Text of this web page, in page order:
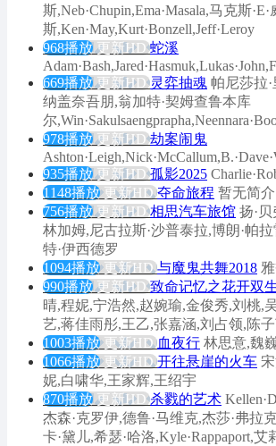
斯,Neb·Chupin,Ema·Masala,马克斯
斯,Ken·May,Kurt·Bonzell,Jeff·Leroy
968播放 更新HD 蛇溪
669播放 更新HD 灵弈抽魂 帕尼莎拉
纳盖奈吾朋,翁加特·契姆查鲁本库
尔
978播放 更新HD 劫案闹鬼
935播放 更新HD 孤影2025
1148播放 更新HD 夺命旅程 暂无简介
756播放 更新HD 相思汽车旅馆 扬·
林加姆,尼古拉斯·沙普泰拉,博朗·帕拉
特·伊西德罗
1094播放 更新HD 与魔鬼共舞2018
990播放 更新HD 致命记忆之花开双
晴,程妮,宁浩然,赵婉瑜,金俊秀,刘桃,
艺,蒋佳雨彤,王乙,张嘉涵,刘占领,陈
1003播放 更新HD 血夜行 林思意,魏巍
1066播放 更新HD 开往悬崖的火车
妮,白啸华,王家辉,王绍宇
870播放 更新HD 杀戮的艺术
杰森·克罗伊,德鲁·马维克,杰莎·弗拉
卡·黛儿,希瑟·哈洛,Kyle·Rappaport,艾